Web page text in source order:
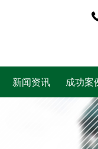
新闻资讯 成功案